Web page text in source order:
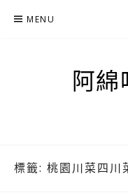
MENU
阿綿
標籤: 桃園川菜四川